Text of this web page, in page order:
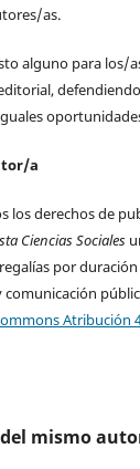
as.
alguno para los/
a
los derechos de
Ciencias Sociales
por
Atribución
mismo